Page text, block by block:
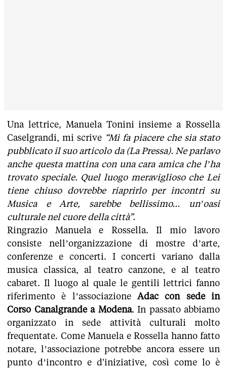
Una lettrice, Manuela Tonini insieme a Rossella
Caselgrandi, mi scrive “Mi fa piacere che sia stato
pubblicato il suo articolo da (La Pressa). Ne parlavo
anche questa mattina con una cara amica che l’ha
trovato speciale. Quel luogo meraviglioso che Lei
tiene chiuso dovrebbe riaprirlo per incontri su
Musica e Arte, sarebbe bellissimo... un’oasi
culturale nel cuore della città”.
Ringrazio Manuela e Rossella. Il mio lavoro
consiste nell’organizzazione di mostre d’arte,
conferenze e concerti. I concerti variano dalla
musica classica, al teatro canzone, e al teatro
cabaret. Il luogo al quale le gentili lettrici fanno
riferimento è l’associazione Adac con sede in
Corso Canalgrande a Modena. In passato abbiamo
organizzato in sede attività culturali molto
frequentate. Come Manuela e Rossella hanno fatto
notare, l’associazione potrebbe ancora essere un
punto d’incontro e d'iniziative, così come lo è